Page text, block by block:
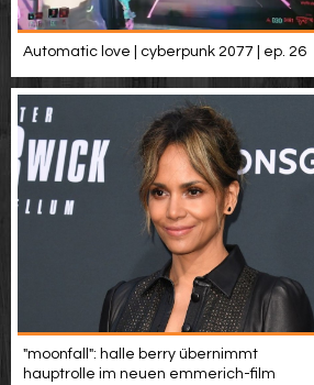
Automatic love | cyberpunk 2077 | ep. 26
"moonfall": halle berry übernimmt
hauptrolle im neuen emmerich-film